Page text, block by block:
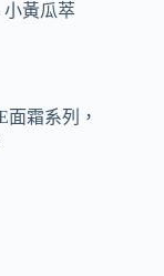
小黃瓜萃
霜系列，